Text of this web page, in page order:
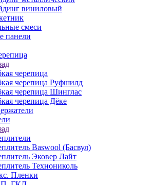
виниловый
смеси
панели
черепица
черепица Руфшилд
черепица Шинглас
черепица Дёке
Baswool (Басвул)
Эковер Лайт
Технониколь
Пленки